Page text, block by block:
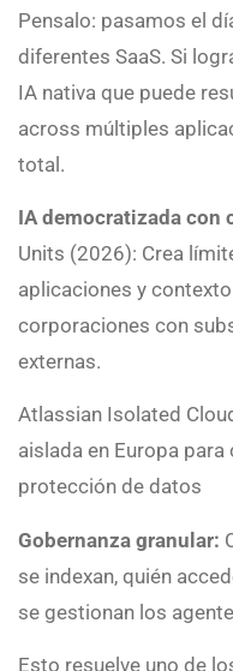
Pensalo: pasamos el
diferentes SaaS. Si
IA nativa que puede
across múltiples
total.
IA democratizada con
Units (2026): Crea
aplicaciones y
corporaciones con
externas.
Atlassian Isolated
aislada en Europa
protección de datos
Gobernanza granular:
se indexan, quién
se gestionan los
Esto resuelve uno de